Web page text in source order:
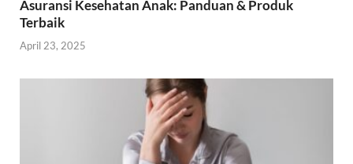
Asuransi Kesehatan Anak: Panduan & Produk
Terbaik
April 23, 2025